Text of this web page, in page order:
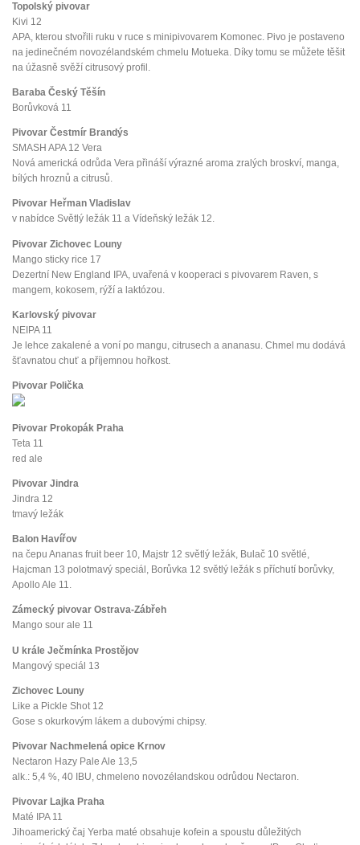
Topolský pivovar
Kivi 12
APA, kterou stvořili ruku v ruce s minipivovarem Komonec. Pivo je postaveno
na jedinečném novozélandském chmelu Motueka. Díky tomu se můžete těšit
na úžasně svěží citrusový profil.
Baraba Český Těšín
Borůvková 11
Pivovar Čestmír Brandýs
SMASH APA 12 Vera
Nová americká odrůda Vera přináší výrazné aroma zralých broskví, manga,
bílých hroznů a citrusů.
Pivovar Heřman Vladislav
v nabídce Světlý ležák 11 a Vídeňský ležák 12.
Pivovar Zichovec Louny
Mango sticky rice 17
Dezertní New England IPA, uvařená v kooperaci s pivovarem Raven, s
mangem, kokosem, rýží a laktózou.
Karlovský pivovar
NEIPA 11
Je lehce zakalené a voní po mangu, citrusech a ananasu. Chmel mu dodává
šťavnatou chuť a příjemnou hořkost.
Pivovar Polička
Pivovar Prokopák Praha
Teta 11
red ale
Pivovar Jindra
Jindra 12
tmavý ležák
Balon Havířov
na čepu Ananas fruit beer 10, Majstr 12 světlý ležák, Bulač 10 světlé,
Hajcman 13 polotmavý speciál, Borůvka 12 světlý ležák s příchutí borůvky,
Apollo Ale 11.
Zámecký pivovar Ostrava-Zábřeh
Mango sour ale 11
U krále Ječmínka Prostějov
Mangový speciál 13
Zichovec Louny
Like a Pickle Shot 12
Gose s okurkovým lákem a dubovými chipsy.
Pivovar Nachmelená opice Krnov
Nectaron Hazy Pale Ale 13,5
alk.: 5,4 %, 40 IBU, chmeleno novozélandskou odrůdou Nectaron.
Pivovar Lajka Praha
Maté IPA 11
Jihoamerický čaj Yerba maté obsahuje kofein a spoustu důležitých